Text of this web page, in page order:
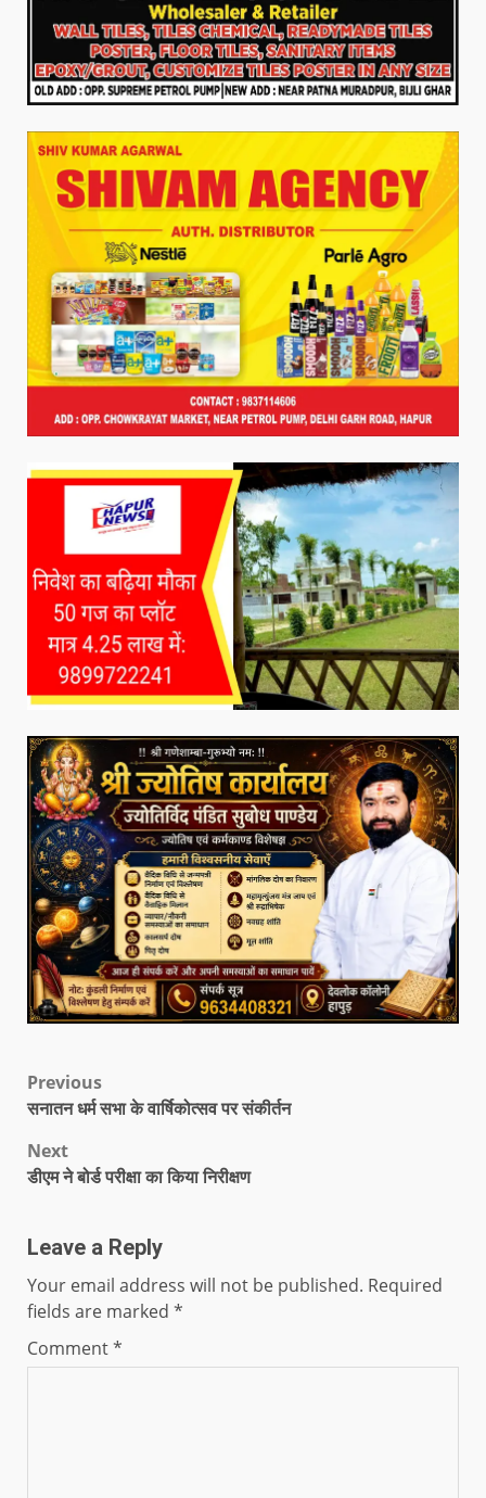
Previous
सनातन धर्म सभा के वार्षिकोत्सव पर संकीर्तन
Next
डीएम ने बोर्ड परीक्षा का किया निरीक्षण
Leave a Reply
Your email address will not be published. Required
fields are marked *
Comment*